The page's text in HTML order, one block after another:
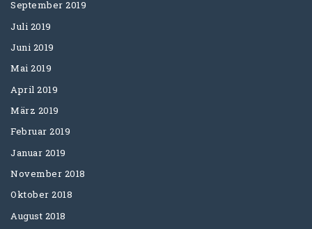
September 2019
Juli 2019
Juni 2019
Mai 2019
April 2019
März 2019
Februar 2019
Januar 2019
November 2018
Oktober 2018
August 2018